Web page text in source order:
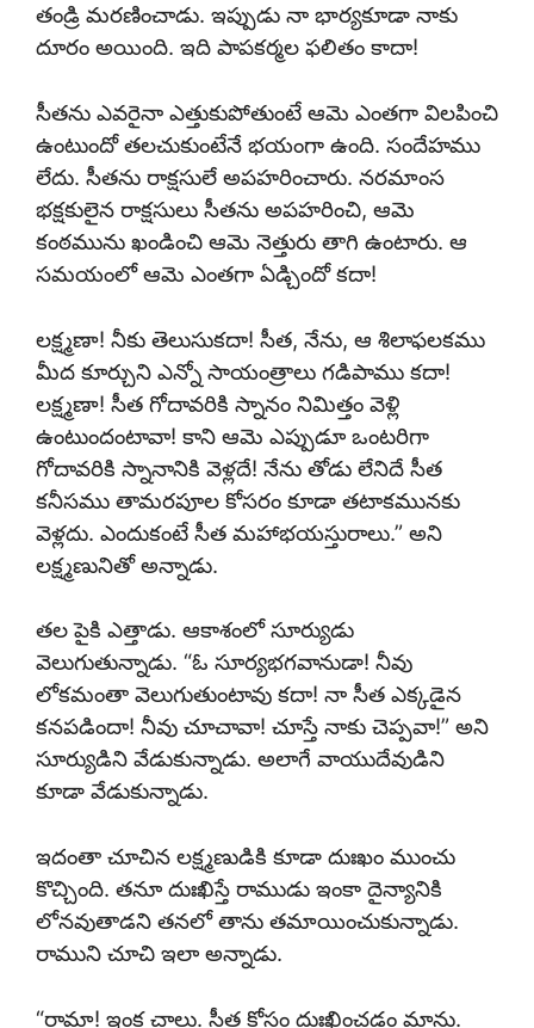
తండ్రి మరణించాడు. ఇప్పుడు నా భార్యకూడా నాకు
దూరం అయింది. ఇది పాపకర్మల ఫలితం కాదా!
సీతను ఎవరైనా ఎత్తుకుపోతుంటే ఆమె ఎంతగా విలపించి
ఉంటుందో తలచుకుంటేనే భయంగా ఉంది. సందేహము
లేదు. సీతను రాక్షసులే అపహరించారు. నరమాంస
భక్షకులైన రాక్షసులు సీతను అపహరించి, ఆమె
కంఠమును ఖండించి ఆమె నెత్తురు తాగి ఉంటారు. ఆ
సమయంలో ఆమె ఎంతగా ఏడ్చిందో కదా!
లక్ష్మణా! నీకు తెలుసుకదా! సీత, నేను, ఆ శిలాఫలకము
మీద కూర్చుని ఎన్నో సాయంత్రాలు గడిపాము కదా!
లక్ష్మణా! సీత గోదావరికి స్నానం నిమిత్తం వెళ్లి
ఉంటుందంటావా! కాని ఆమె ఎప్పుడూ ఒంటరిగా
గోదావరికి స్నానానికి వెళ్లదే! నేను తోడు లేనిదే సీత
కనీసము తామరపూల కోసరం కూడా తటాకమునకు
వెళ్లదు. ఎందుకంటే సీత మహాభయస్తురాలు.” అని
లక్ష్మణునితో అన్నాడు.
తల పైకి ఎత్తాడు. ఆకాశంలో సూర్యుడు
వెలుగుతున్నాడు. “ఓ సూర్యభగవానుడా! నీవు
లోకమంతా వెలుగుతుంటావు కదా! నా సీత ఎక్కడైన
కనపడిందా! నీవు చూచావా! చూస్తే నాకు చెప్పవా!” అని
సూర్యుడిని వేడుకున్నాడు. అలాగే వాయుదేవుడిని
కూడా వేడుకున్నాడు.
ఇదంతా చూచిన లక్ష్మణుడికి కూడా దుఃఖం ముంచు
కొచ్చింది. తనూ దుఃఖిస్తే రాముడు ఇంకా దైన్యానికి
లోనవుతాడని తనలో తాను తమాయించుకున్నాడు.
రాముని చూచి ఇలా అన్నాడు.
“రామా! ఇంక చాలు. సీత కోసం దుఃఖించడం మాను.